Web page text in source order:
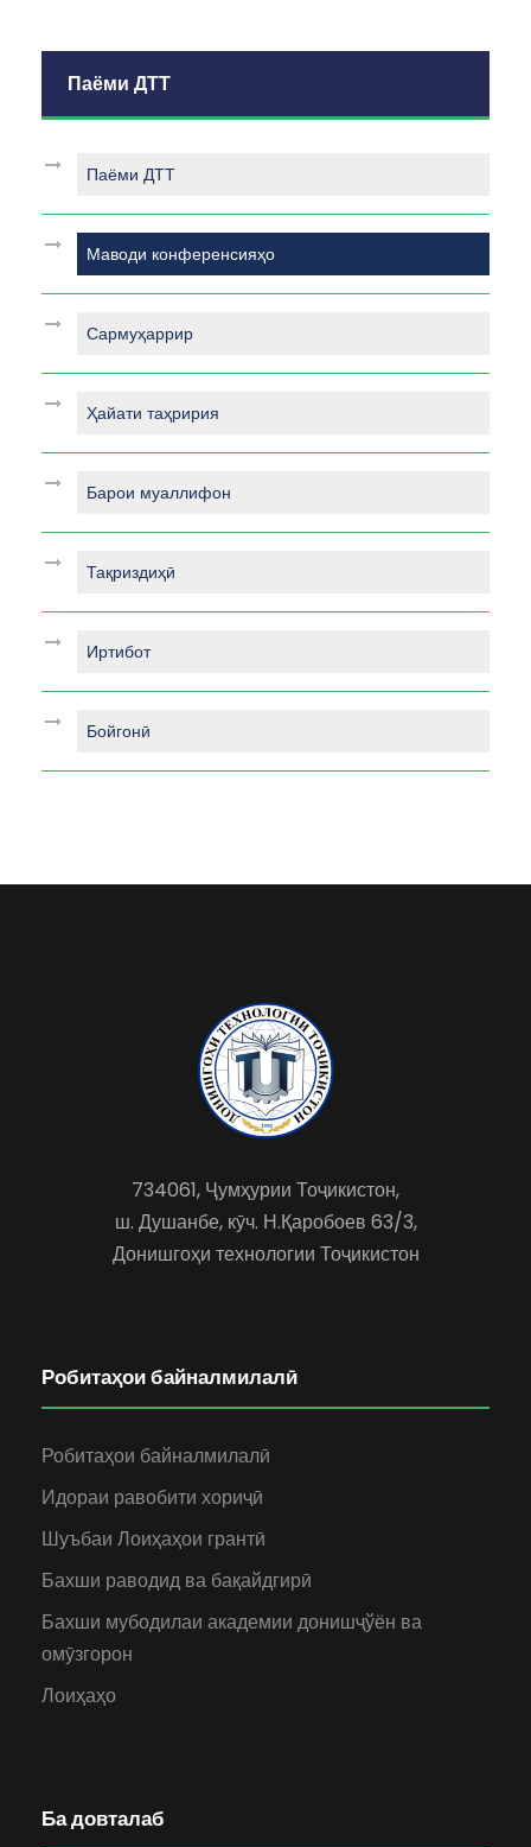
Паёми ДТТ
Паёми ДТТ
Маводи конференсияҳо
Сармуҳаррир
Ҳайати таҳририя
Барои муаллифон
Тақриздиҳӣ
Иртибот
Бойгонӣ
734061, Ҷумҳурии Тоҷикистон,
ш. Душанбе, кӯч. Н.Қаробоев 63/3,
Донишгоҳи технологии Тоҷикистон
Робитаҳои байналмилалӣ
Робитаҳои байналмилалӣ
Идораи равобити хориҷӣ
Шуъбаи Лоиҳаҳои грантӣ
Бахши раводид ва бақайдгирӣ
Бахши мубодилаи академии донишҷўён ва
омӯзгорон
Лоиҳаҳо
Ба довталаб